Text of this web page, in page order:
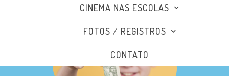
CINEMA NAS ESCOLAS
FOTOS / REGISTROS
CONTATO